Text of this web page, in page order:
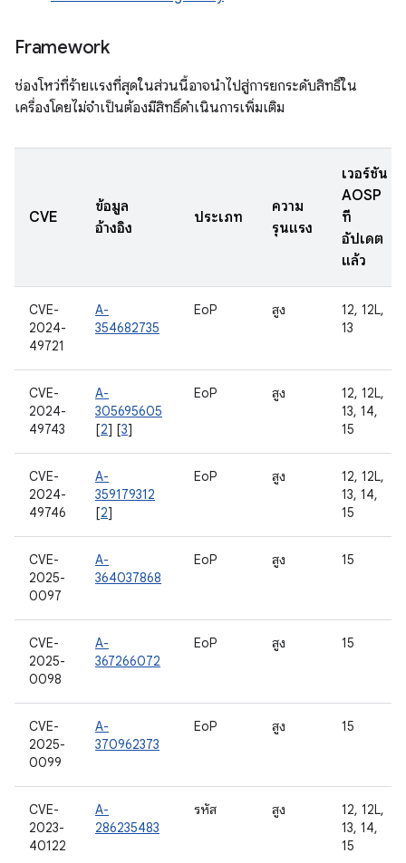
Framework
ช่องโหว่ที่ร้ายแรงที่สุดในส่วนนี้อาจนำไปสู่การยกระดับสิทธิ์ใน
เครื่องโดยไม่จำเป็นต้องมีสิทธิ์ดำเนินการเพิ่มเติม
CVE
ข้อมูล
อ้างอิง
ประเภท
ความ
รุนแรง
เวอร์ชัน
AOSP
ที่
อัปเดต
แล้ว
CVE-
2024-
49721
A-
354682735
EoP สูง
12, 12L,
13
CVE-
2024-
49743
A-
305695605
[2] [3]
EoP สูง
12, 12L,
13, 14,
15
CVE-
2024-
49746
A-
359179312
[2]
EoP สูง
12, 12L,
13, 14,
15
CVE-
2025-
0097
A-
364037868
EoP สูง 15
CVE-
2025-
0098
A-
367266072
EoP สูง 15
CVE-
2025-
0099
A-
370962373
EoP สูง 15
CVE-
2023-
40122
A-
286235483
รหัส สูง
12, 12L,
13, 14,
15